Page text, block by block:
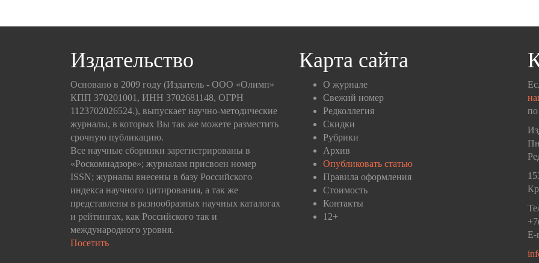
Издательство
Основано в 2009 году (Издатель - ООО «Олимп»
КПП 370201001, ИНН 3702681148, ОГРН
1123702026524.), выпускает научно-методические
журналы, в которых Вы так же можете разместить
срочную публикацию.
Все научные сборники зарегистрированы в
«Роскомнадзоре»; журналам присвоен номер
ISSN; журналы внесены в базу Российского
индекса научного цитирования, а так же
представлены в разнообразных научных каталогах
и рейтингах, как Российского так и
международного уровня.
Посетить
Карта сайта
О журнале
Свежий номер
Редколлегия
Скидки
Рубрики
Архив
Опубликовать статью
Правила оформления
Стоимость
Контакты
12+
по
E-